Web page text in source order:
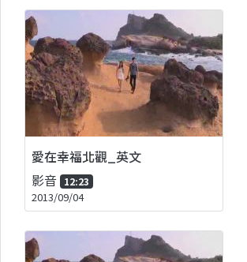
愛在幸福北觀_英文
影音 12:23
2013/09/04